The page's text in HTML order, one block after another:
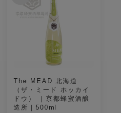
The MEAD 北海道
（ザ・ミード ホッカイ
ドウ） ｜京都蜂蜜酒醸
造所｜500ml